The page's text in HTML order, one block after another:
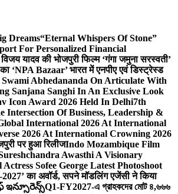
Dreams“Eternal Whispers Of Stone”
For Personalized Financial
यादव की भोजपुरी फिल्म ‘गंगा जमुना सरस्वती’
‘NPA Bazaar’ भारत में एनपीए एवं डिस्ट्रेस्ड
Abhedananda On Articulate With
Sanjana Sanghi In An Exclusive Look
Icon Award 2026 Held In Delhi7th
Intersection Of Business, Leadership &
International 2026 At International
2026 At International Crowning 2026
पर हुआ रिलीजIndo Mozambique Film
Awasthi A Visionary
Actress Sofee George Latest Photoshoot
का अवॉर्ड, सपने मॉडलिंग एजेंसी ने किया
ఇన్సూరెన్స్Q1-FY2027-এ গ্রাহকদের মোট ৪,৬৬৬